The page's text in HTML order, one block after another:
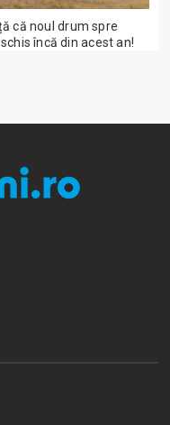
că noul drum spre
încă din acest an!